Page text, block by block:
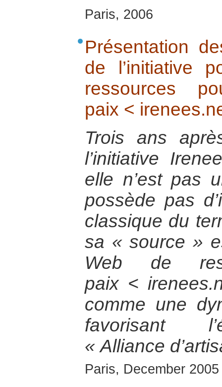
Paris, 2006
Présentation
de l’initiative
ressources
paix <
Trois ans
l’initiative
elle n’est pas
possède pas
classique du
sa « source »
Web de
paix <
comme une
favorisant
« Alliance
Paris, December 2005